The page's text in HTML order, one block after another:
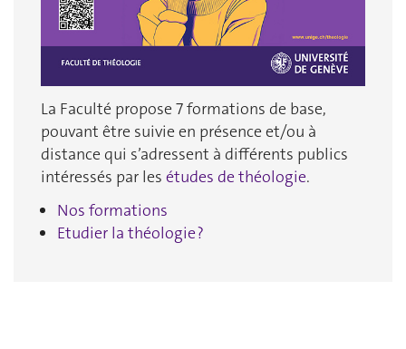
La Faculté propose 7 formations de base,
pouvant être suivie en présence et/ou à
distance qui s’adressent à différents publics
intéressés par les études de théologie.
Nos formations
Etudier la théologie ?